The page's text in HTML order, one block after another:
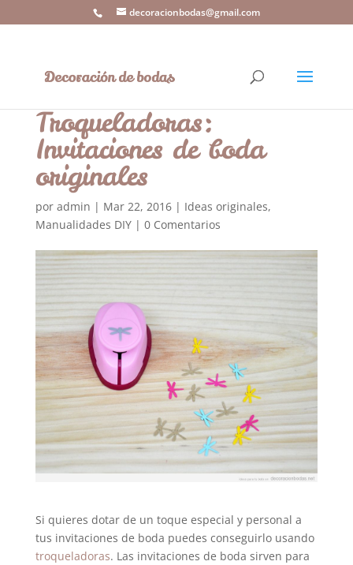
decoracionbodas@gmail.com
Troqueladoras:
Invitaciones de boda
originales
por admin | Mar 22, 2016| Ideas originales,
Manualidades DIY| 0 Comentarios
Si quieres dotar de un toque especial y personal a
tus invitaciones de boda puedes conseguirlo usando
troqueladoras. Las invitaciones de boda sirven para